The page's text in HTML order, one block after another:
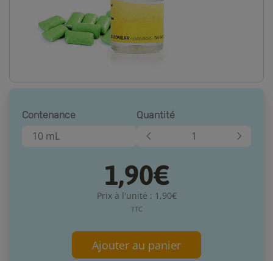
Contenance
10 mL
Quantité
1,90€
Prix à l'unité : 1,90€
TTC
Ajouter au panier